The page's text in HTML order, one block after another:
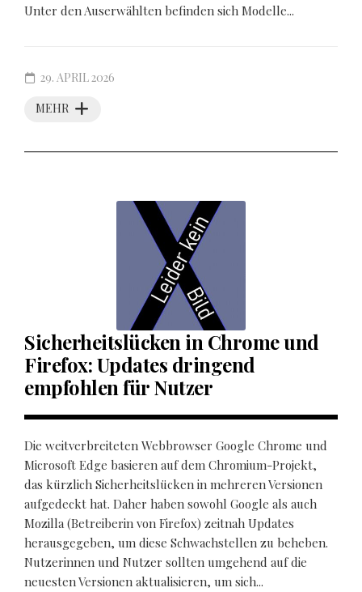
Unter den Auserwählten befinden sich Modelle...
MEHR
29. APRIL 2026
Sicherheitslücken in Chrome und
Firefox: Updates dringend
empfohlen für Nutzer
Die weitverbreiteten Webbrowser Google Chrome und
Microsoft Edge basieren auf dem Chromium-Projekt,
das kürzlich Sicherheitslücken in mehreren Versionen
aufgedeckt hat. Daher haben sowohl Google als auch
Mozilla (Betreiberin von Firefox) zeitnah Updates
herausgegeben, um diese Schwachstellen zu beheben.
Nutzerinnen und Nutzer sollten umgehend auf die
neuesten Versionen aktualisieren, um sich...